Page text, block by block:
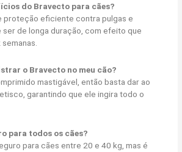
do Bravecto para cães?
proteção eficiente contra pulgas e
ser de longa duração, com efeito que
o Bravecto no meu cão?
mastigável, então basta dar ao
garantindo que ele ingira todo o
para todos os cães?
para cães entre 20 e 40 kg, mas é